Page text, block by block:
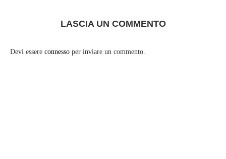
LASCIA UN COMMENTO
Devi essere connesso per inviare un commento.